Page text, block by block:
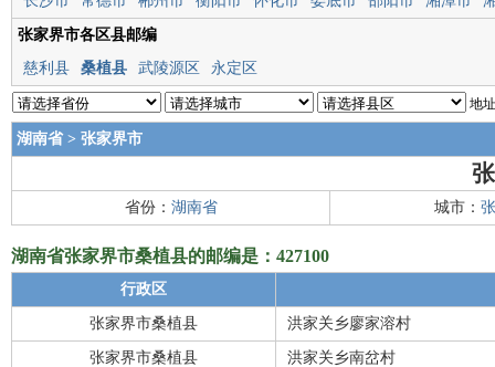
张家界市各区县邮编
慈利县
桑植县 武陵源区 永定区
地
湖南省> 张家界市
省份： 湖南省 城市：
湖南省张家界市桑植县的邮编是：427100
行政区
张家界市桑植县 洪家关乡廖家溶村
张家界市桑植县 洪家关乡南岔村